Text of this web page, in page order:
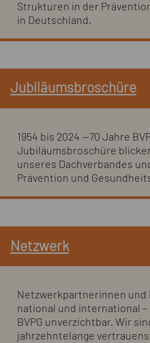
Strukturen in der
in Deutschland.
Jubiläumsbroschüre
1954 bis 2024 —70 Jahre
Jubiläumsbroschüre
unseres Dachverbandes
Prävention und
Netzwerk
Netzwerkpartnerinnen und
national und international
BVPG unverzichtbar. Wir
jahrzehntelange